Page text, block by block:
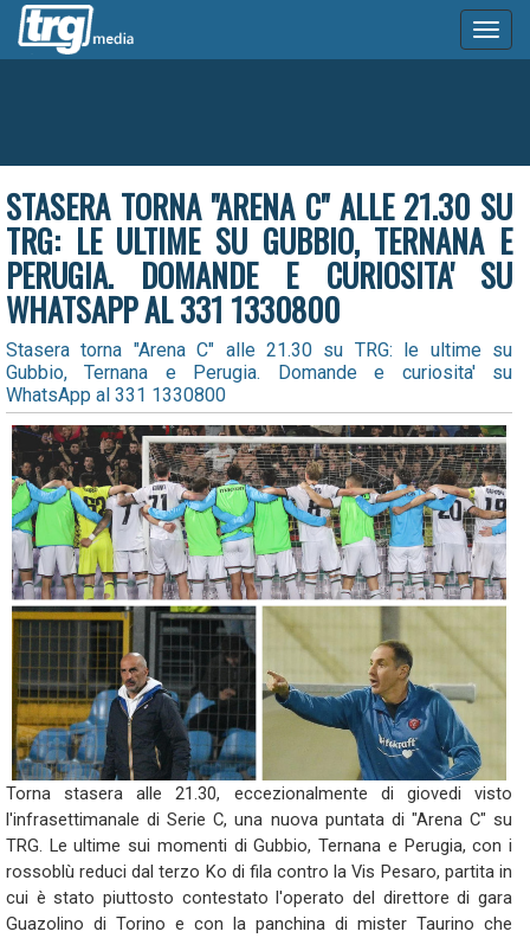
STASERA TORNA "ARENA C" ALLE 21.30 SU
TRG: LE ULTIME SU GUBBIO, TERNANA E
PERUGIA. DOMANDE E CURIOSITA' SU
WHATSAPP AL 331 1330800
Stasera torna "Arena C" alle 21.30 su TRG: le ultime su
Gubbio, Ternana e Perugia. Domande e curiosita' su
WhatsApp al 331 1330800
Torna stasera alle 21.30, eccezionalmente di giovedi visto
l'infrasettimanale di Serie C, una nuova puntata di "Arena C" su
TRG. Le ultime sui momenti di Gubbio, Ternana e Perugia, con i
rossoblù reduci dal terzo Ko di fila contro la Vis Pesaro, partita in
cui è stato piuttosto contestato l'operato del direttore di gara
Guazolino di Torino e con la panchina di mister Taurino che